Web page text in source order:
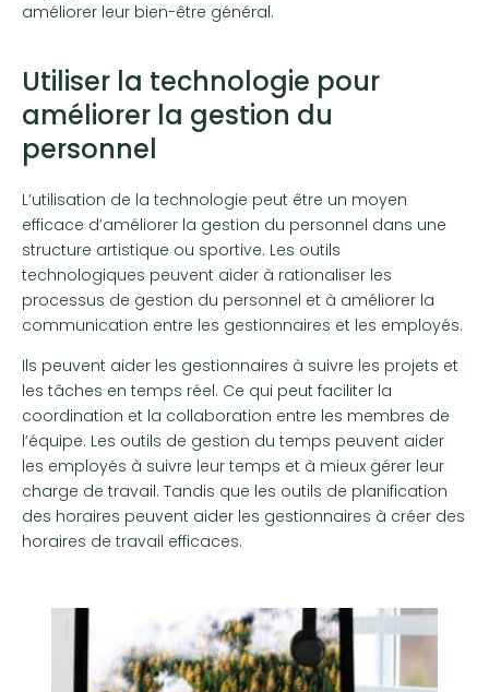
améliorer leur bien-être général.
Utiliser la technologie pour
améliorer la gestion du
personnel
L’utilisation de la technologie peut être un moyen
efficace d’améliorer la gestion du personnel dans une
structure artistique ou sportive. Les outils
technologiques peuvent aider à rationaliser les
processus de gestion du personnel et à améliorer la
communication entre les gestionnaires et les employés.
Ils peuvent aider les gestionnaires à suivre les projets et
les tâches en temps réel. Ce qui peut faciliter la
coordination et la collaboration entre les membres de
l’équipe. Les outils de gestion du temps peuvent aider
les employés à suivre leur temps et à mieux gérer leur
charge de travail. Tandis que les outils de planification
des horaires peuvent aider les gestionnaires à créer des
horaires de travail efficaces.